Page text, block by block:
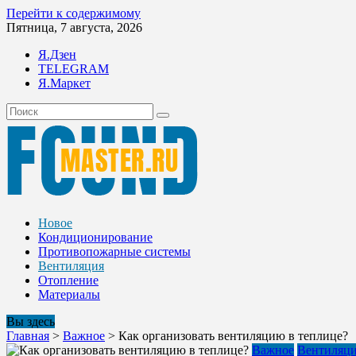
Перейти к содержимому
Пятница, 7 августа, 2026
Я.Дзен
TELEGRAM
Я.Маркет
Новое
Кондиционирование
Противопожарные системы
Вентиляция
Отопление
Материалы
Вы здесь
Главная > Важное > Как организовать вентиляцию в теплице?
Важное